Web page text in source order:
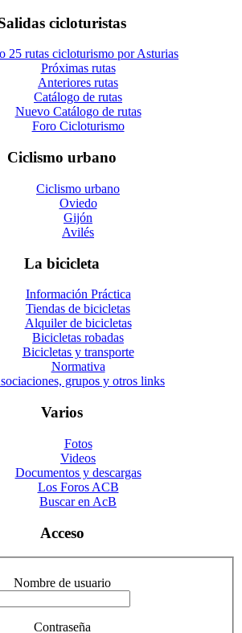
cicloturistas
25 rutas cicloturismo por Asturias
Próximas rutas
Anteriores rutas
Catálogo de rutas
Nuevo Catálogo de rutas
Foro Cicloturismo
Ciclismo urbano
Ciclismo urbano
Oviedo
Gijón
Avilés
La bicicleta
Información Práctica
Tiendas de bicicletas
Alquiler de bicicletas
Bicicletas robadas
Bicicletas y transporte
Normativa
grupos y otros links
Varios
Fotos
Videos
Documentos y descargas
Los Foros ACB
Buscar en AcB
Acceso
Nombre de usuario
Contraseña